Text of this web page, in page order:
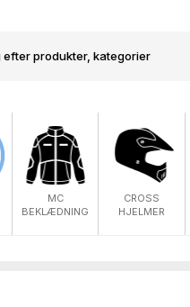
MC
BEKLÆDNING
CROSS
HJELMER